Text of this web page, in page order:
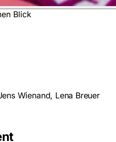
Blick
Wienand, Lena Breuer